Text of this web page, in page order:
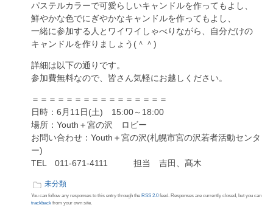
パステルカラーで可愛らしいキャンドルを作ってもよし、
鮮やかな色でにぎやかなキャンドルを作ってもよし、
一緒に参加する人とワイワイしゃべりながら、自分だけの
キャンドルを作りましょう(＾＾)
詳細は以下の通りです。
参加費無料なので、皆さん気軽にお越しください。
＝＝＝＝＝＝＝＝＝＝＝＝＝＝＝＝
日時：6月11日(土) 15:00～18:00
場所：Youth＋宮の沢 ロビー
お問い合わせ：Youth＋宮の沢(札幌市宮の沢若者活動センタ
ー)
TEL 011-671-4111 担当 吉田、髙木
未分類
You can follow any responses to this entry through the RSS 2.0 feed. Responses are currently closed, but you can
trackback from your own site.